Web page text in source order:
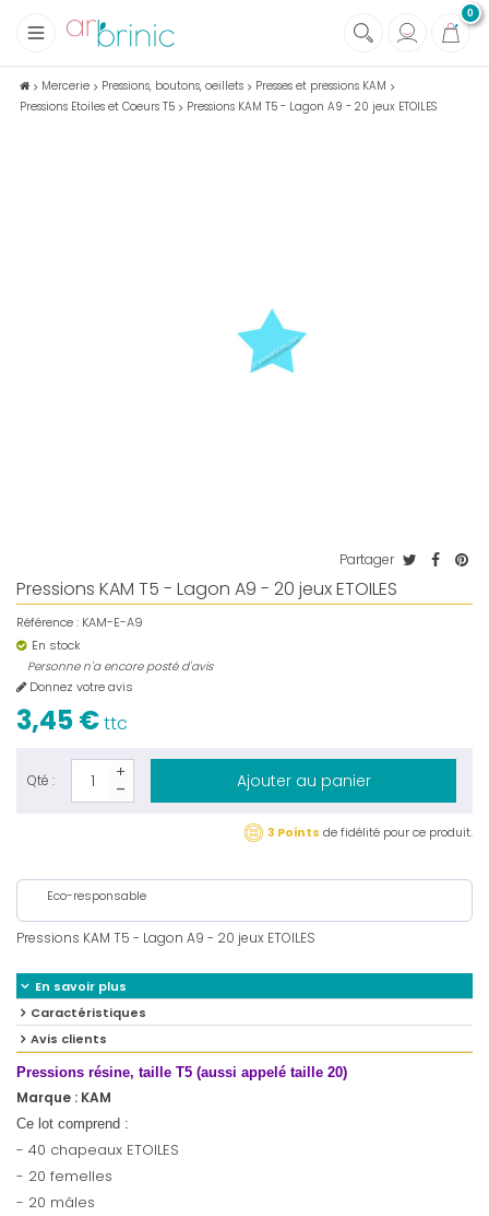
0
Tissus
+
Mercerie
Mercerie Pressions, boutons, oeillets
Presses et pressions KAM
Pressions Etoiles et Coeurs T5
Pressions KAM T5 - Lagon A9 - 20 jeux ETOILES
Partager
Pressions KAM T5 - Lagon A9 - 20 jeux ETOILES
Référence : KAM-E-A9
En stock
Personne n'a encore posté d'avis
Donnez votre avis
3,45 €ttc
Qté : Ajouter au panier
3 Points de fidélité pour ce produit.
Eco-responsable
Pressions KAM T5 - Lagon A9 - 20 jeux ETOILES
En savoir plus
Caractéristiques
Avis clients
Pressions résine, taille T5 (aussi appelé taille 20)
Marque : KAM
Ce lot comprend :
- 40 chapeaux ETOILES
- 20 femelles
- 20 mâles